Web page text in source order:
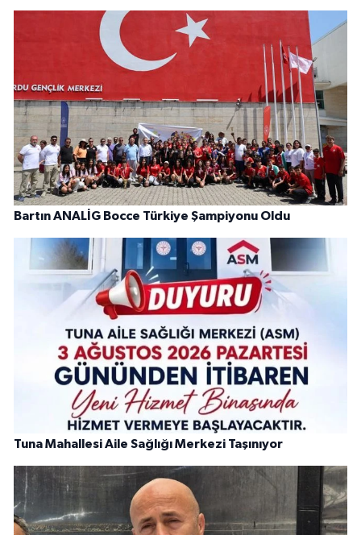
Bartın ANALİG Bocce Türkiye Şampiyonu Oldu
Tuna Mahallesi Aile Sağlığı Merkezi Taşınıyor